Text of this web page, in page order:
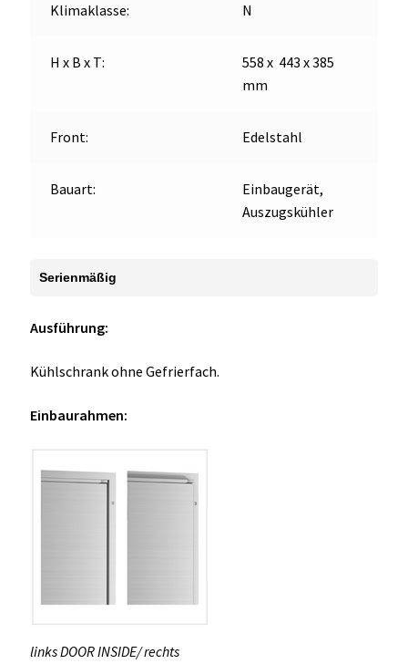
Klimaklasse: N
H x B x T:
558 x 443 x 385
mm
Front: Edelstahl
Bauart:
Einbaugerät,
Auszugskühler
Serienmäßig
Ausführung:
Kühlschrank ohne Gefrierfach.
Einbaurahmen:
links DOOR INSIDE/ rechts